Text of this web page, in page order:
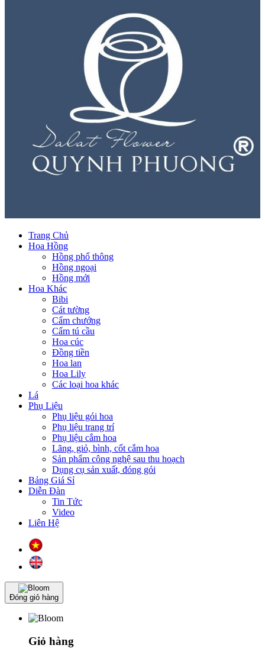
Trang Chủ
Hoa Hồng
Hồng phổ thông
Hồng ngoại
Hồng mới
Hoa Khác
Bibi
Cát tường
Cẩm chướng
Cẩm tú cầu
Hoa cúc
Đồng tiền
Hoa lan
Hoa Lily
Các loại hoa khác
Lá
Phụ Liệu
Phụ liệu gói hoa
Phụ liệu trang trí
Phụ liệu cắm hoa
Lãng, giỏ, bình, cốt cắm hoa
Sản phẩm công nghệ sau thu hoạch
Dụng cụ sản xuất, đóng gói
Bảng Giá Sỉ
Diễn Đàn
Tin Tức
Video
Liên Hệ
Đóng giỏ hàng
Giỏ hàng